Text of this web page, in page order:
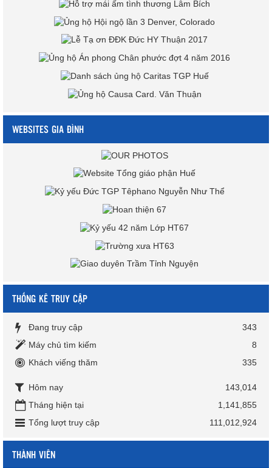
WEBSITES GIA ĐÌNH
THỐNG KÊ TRUY CẬP
Đang truy cập
343
Máy chủ tìm kiếm
8
Khách viếng thăm
335
Hôm nay
143,014
Tháng hiện tại
1,141,855
Tổng lượt truy cập
111,012,924
THÀNH VIÊN